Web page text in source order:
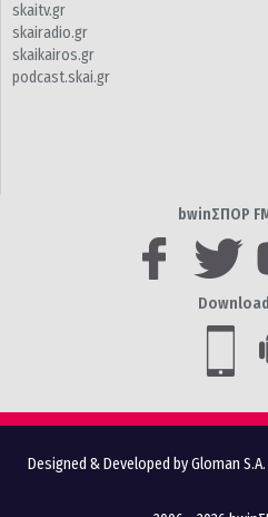
skaitv.gr
skairadio.gr
skaikairos.gr
podcast.skai.gr
bwinΣΠΟΡ
Designed & Developed by Gloman S.A.